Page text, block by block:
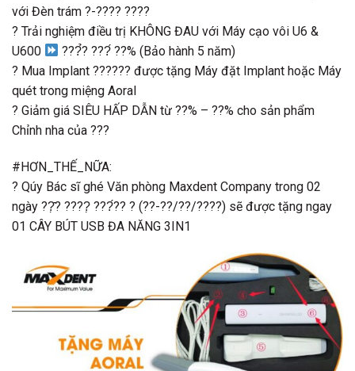
với Đèn trám ?-???? ????
? Trải nghiệm điều trị KHÔNG ĐAU với Máy cạo vôi U6 &
U600
???̉? ???́ ??% (Bảo hành 5 năm)
? Mua Implant ?????? được tặng Máy đặt Implant hoặc Máy
quét trong miệng Aoral
? Giảm giá SIÊU HẤP DẪN từ ??% – ??% cho sản phẩm
Chỉnh nha của ???
#HƠN_THẾ_NỮA:
? Qúy Bác sĩ ghé Văn phòng Maxdent Company trong 02
ngày ??̣̂? ????̣ ???́?? ? (??-??/??/????) sẽ được tặng ngay
01 CÂY BÚT USB ĐA NĂNG 3IN1